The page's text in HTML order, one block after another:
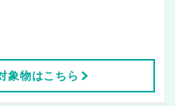
象物はこちら